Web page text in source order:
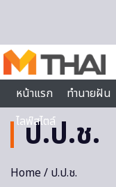
หน้าแรก
ทำนายฝัน
ไลฟ์สไตล์
ป.ป.ช.
Home/ ป.ป.ช.